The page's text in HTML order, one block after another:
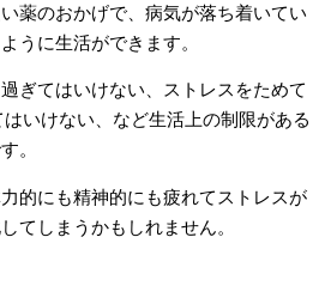
薬のおかげで、病気が落ち着いてい
うに生活ができます。
ぎてはいけない、ストレスをためて
いけない、など生活上の制限がある
。
的にも精神的にも疲れてストレスが
てしまうかもしれません。